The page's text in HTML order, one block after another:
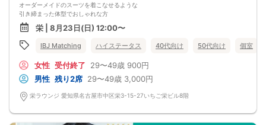
オーダーメイドのスーツを着こなせるような
引き締まった体型でおしゃれな方
女性条件
多くの男性が素敵だと感じた
プレミアム・プラチナ会員
お互いに惹かれ合う出会いがここに
栄 | 8月23日(日) 12:00〜
IBJ Matching ハイステータス 40代向け 50代向け 個室
女性 受付終了 29〜49歳 900円
男性 残り2席 29〜49歳 3,000円
栄ラウンジ 愛知県名古屋市中区栄3-15-27いちご栄ビル8階